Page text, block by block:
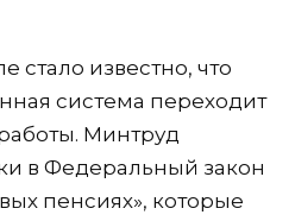
известно, что
система переходит
Минтруд
в Федеральный закон
пенсиях», которые